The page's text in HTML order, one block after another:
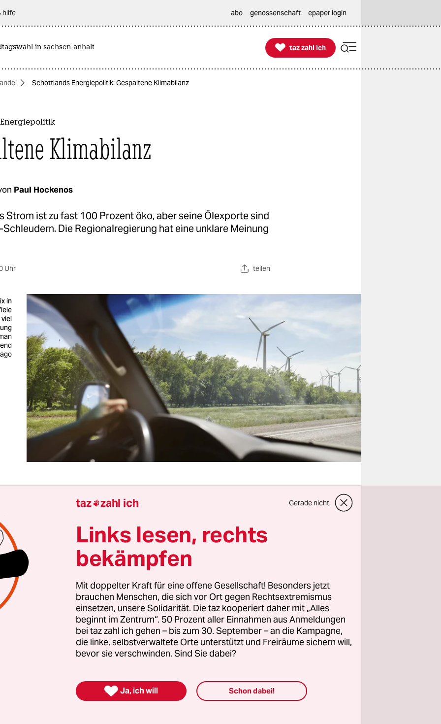
hilfe abo genossenschaft epaper login
in sachsen-anhalt 
taz zahl ich
taz zahl ich
Schottlands Energiepolitik: Gespaltene Klimabilanz
Klimabilanz
Paul Hockenos
Strom ist zu fast 100 Prozent öko, aber seine Ölexporte sind
Die Regionalregierung hat eine unklare Meinung
Uhr teilen
in
stellte Schottlands „First Minister“ Nicola Sturgeon
neue Regionalregierung mit einem breiten Lächeln vor –
sie als Führungsfigur eines ebenso selbstsicheren wie
Landes erscheinen. Denn zu ihrem Kabinett
auch zwei Mitglieder der grünen Partei. ­Sturgeons
Scottish National Party (SNP)drängt ebenso wie die
ein neues Referendum für die Unabhängigkeit der 5,5
vom Vereinigten Königreich.
ist Schottland – das die Bewahrung seiner Natur
zum wesentlichen Teil seiner Identität gemacht hat – ein
Der Wunsch nach Unabhängigkeit erscheint da nur
es ist das erste Mal in der Geschichte, dass Mitglieder der
taz zahl ich Gerade nicht
Links lesen, rechts
bekämpfen
Mit doppelter Kraft für eine offene Gesellschaft! Besonders jetzt
brauchen Menschen, die sich vor Ort gegen Rechtsextremismus
einsetzen, unsere Solidarität. Die taz kooperiert daher mit „Alles
beginnt im Zentrum“. 50 Prozent aller Einnahmen aus Anmeldungen
bei taz zahl ich gehen – bis zum 30. September – an die Kampagne,
die linke, selbstverwaltete Orte unterstützt und Freiräume sichern will,
bevor sie verschwinden. Sind Sie dabei?
 Ja, ich will Schon dabei!